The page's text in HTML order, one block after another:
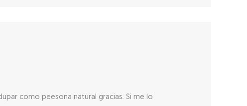
como peesona natural gracias. Si me lo